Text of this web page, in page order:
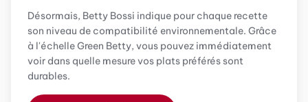
Désormais, Betty Bossi indique pour chaque recette
son niveau de compatibilité environnementale. Grâce
à l'échelle Green Betty, vous pouvez immédiatement
voir dans quelle mesure vos plats préférés sont
durables.